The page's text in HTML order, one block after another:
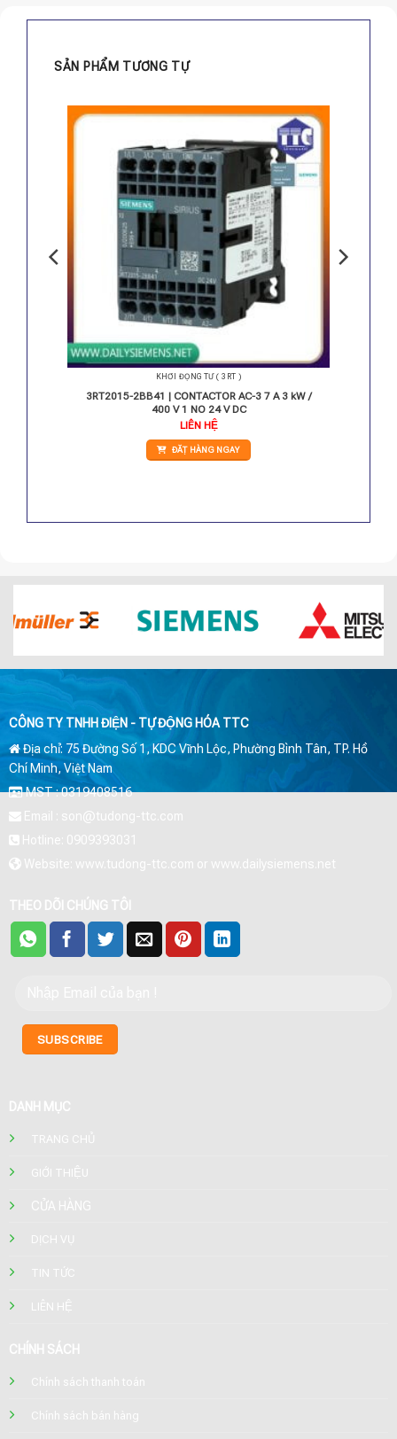
SẢN PHẨM TƯƠNG TỰ
KHỞI ĐỘNG TỪ ( 3RT )
3RT2015-2BB41 | CONTACTOR AC-3 7 A 3 kW /
400 V 1 NO 24 V DC
LIÊN HỆ
ĐẶT HÀNG NGAY
CÔNG TY TNHH ĐIỆN - TỰ ĐỘNG HÓA TTC
Địa chỉ: 75 Đường Số 1, KDC Vĩnh Lộc, Phường Bình Tân, TP. Hồ
Chí Minh, Việt Nam
MST : 0319408516
Email : son@tudong-ttc.com
Hotline: 0909393031
Website: www.tudong-ttc.com or www.dailysiemens.net
THEO DÕI CHÚNG TÔI
DANH MỤC
TRANG CHỦ
GIỚI THIỆU
CỬA HÀNG
DỊCH VỤ
TIN TỨC
LIÊN HỆ
CHÍNH SÁCH
Chính sách thanh toán
Chính sách bán hàng